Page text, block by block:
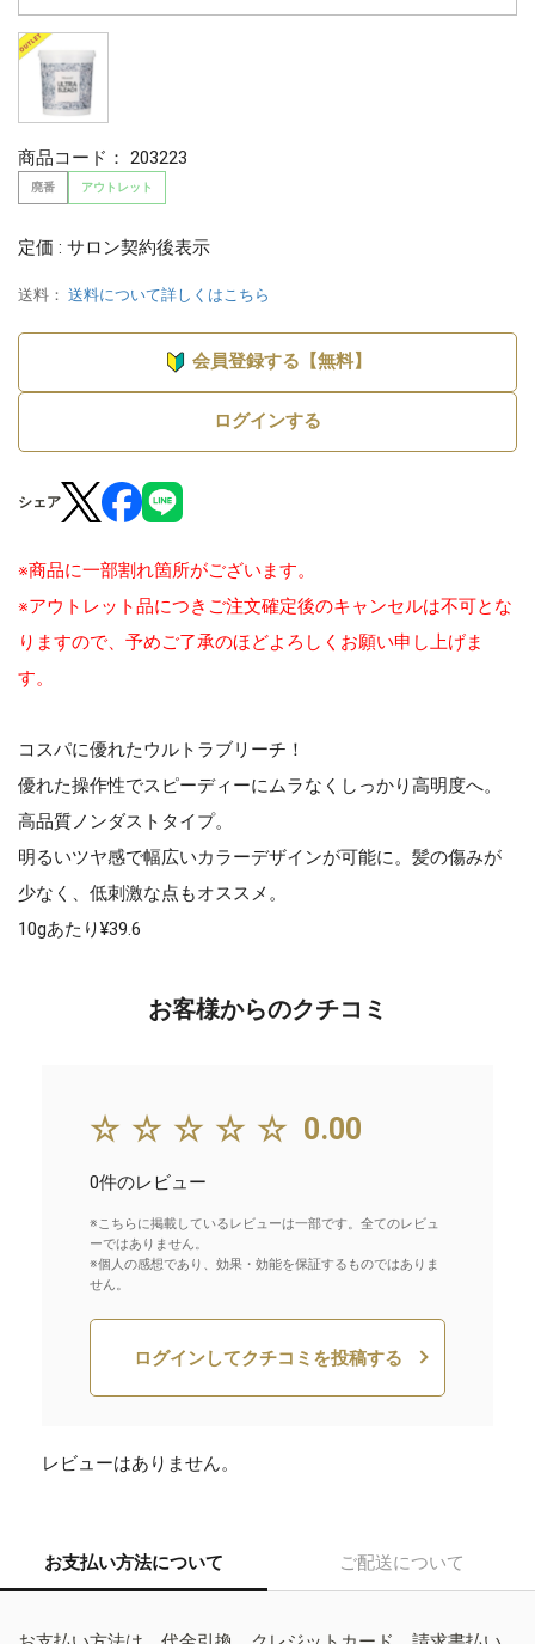
商品コード： 203223
廃番 アウトレット
定価 : サロン契約後表示
送料： 送料について詳しくはこちら
会員登録する【無料】
ログインする
シェア
※商品に一部割れ箇所がございます。
※アウトレット品につきご注文確定後のキャンセルは不可とな
りますので、予めご了承のほどよろしくお願い申し上げま
す。
コスパに優れたウルトラブリーチ！
優れた操作性でスピーディーにムラなくしっかり高明度へ。
高品質ノンダストタイプ。
明るいツヤ感で幅広いカラーデザインが可能に。髪の傷みが
少なく、低刺激な点もオススメ。
10gあたり¥39.6
お客様からのクチコミ
☆☆☆☆☆ 0.00
0件のレビュー
※こちらに掲載しているレビューは一部です。全てのレビュ
ーではありません。
※個人の感想であり、効果・効能を保証するものではありま
せん。
ログインしてクチコミを投稿する
レビューはありません。
お支払い方法について ご配送について